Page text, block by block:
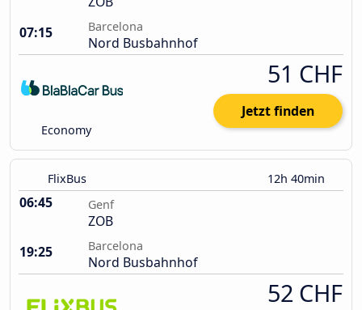
07:15
Barcelona
Nord Busbahnhof
Economy
51 CHF
Jetzt finden
FlixBus 12h 40min
06:45 Genf
ZOB
19:25
Barcelona
Nord Busbahnhof
52 CHF